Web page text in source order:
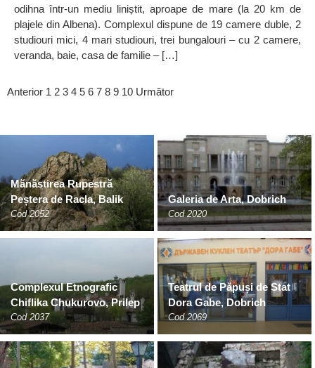
odihna într-un mediu liniștit, aproape de mare (la 20 km de
plajele din Albena). Complexul dispune de 19 camere duble, 2
studiouri mici, 4 mari studiouri, trei bungalouri – cu 2 camere,
veranda, baie, casa de familie – […]
Anterior 1 2 3 4 5 6 7 8 9 10 Următor
Mănăstirea Rupestră
Peștera de Racla, Balik
Cod 2052
Galeria de Arta, Dobrich
Cod 2020
Complexul Etnografic
Chiflika Chukurovo, Prilep
Cod 2037
Teatrul de Păpuși de Stat
Dora Gabe, Dobrich
Cod 2069